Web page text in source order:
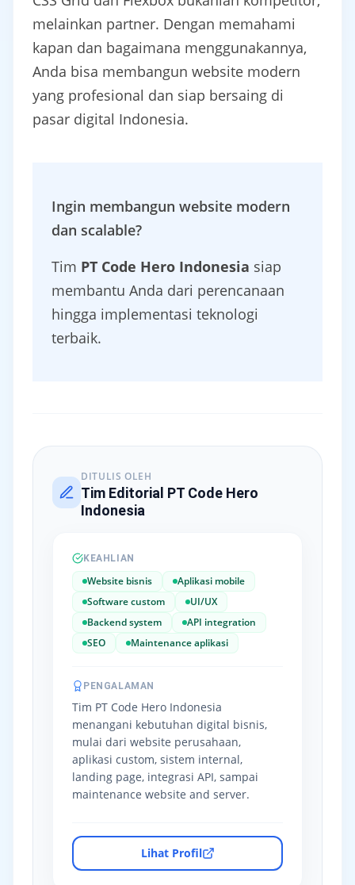
melainkan partner. Dengan memahami
kapan dan bagaimana menggunakannya,
Anda bisa membangun website modern
yang profesional dan siap bersaing di
pasar digital Indonesia.
Ingin membangun website modern
dan scalable?
Tim PT Code Hero Indonesia siap
membantu Anda dari perencanaan
hingga implementasi teknologi
terbaik.
DITULIS OLEH
Tim Editorial PT Code Hero
Indonesia
KEAHLIAN
Website bisnis
Aplikasi mobile
Software custom
UI/UX
Backend system
API integration
SEO
Maintenance aplikasi
PENGALAMAN
Tim PT Code Hero Indonesia
menangani kebutuhan digital bisnis,
mulai dari website perusahaan,
aplikasi custom, sistem internal,
landing page, integrasi API, sampai
maintenance website and server.
Lihat Profil